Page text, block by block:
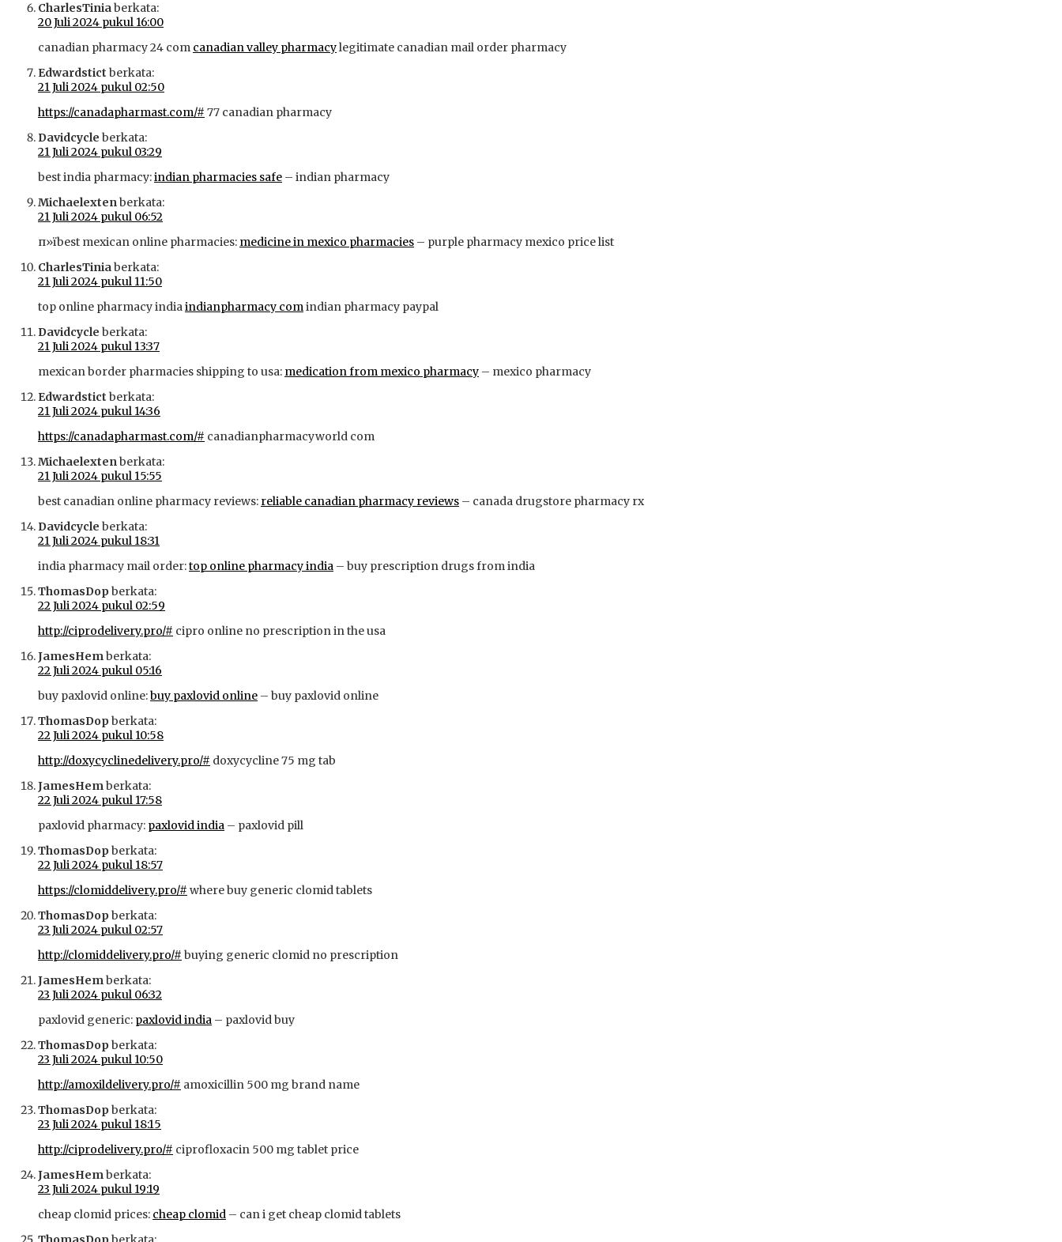
CharlesTiniaberkata:
20 Juli 2024 pukul 16:00
canadian pharmacy 24 com canadian valley pharmacylegitimate canadian mail order pharmacy
Edwardstict berkata:
21 Juli 2024 pukul 02:50
https://canadapharmast.com/# 77 canadian pharmacy
Davidcycle berkata:
21 Juli 2024 pukul 03:29
best india pharmacy:indian pharmacies safe – indian pharmacy
Michaelextenberkata:
21 Juli 2024 pukul 06:52
п»їbest mexican online pharmacies: medicine in mexico pharmacies – purple pharmacy mexico price list
CharlesTiniaberkata:
21 Juli 2024 pukul 11:50
top online pharmacy indiaindianpharmacy comindian pharmacy paypal
Davidcycle berkata:
21 Juli 2024 pukul 13:37
mexican border pharmacies shipping to usa: medication from mexico pharmacy – mexico pharmacy
Edwardstict berkata:
21 Juli 2024 pukul 14:36
https://canadapharmast.com/# canadianpharmacyworld com
Michaelextenberkata:
21 Juli 2024 pukul 15:55
best canadian online pharmacy reviews: reliable canadian pharmacy reviews – canada drugstore pharmacy rx
Davidcycle berkata:
21 Juli 2024 pukul 18:31
india pharmacy mail order:top online pharmacy india – buy prescription drugs from india
ThomasDopberkata:
22 Juli 2024 pukul 02:59
http://ciprodelivery.pro/# cipro online no prescription in the usa
JamesHemberkata:
22 Juli 2024 pukul 05:16
buy paxlovid online:buy paxlovid online – buy paxlovid online
ThomasDopberkata:
22 Juli 2024 pukul 10:58
http://doxycyclinedelivery.pro/# doxycycline 75 mg tab
JamesHemberkata:
22 Juli 2024 pukul 17:58
paxlovid pharmacy: paxlovid india – paxlovid pill
ThomasDopberkata:
22 Juli 2024 pukul 18:57
https://clomiddelivery.pro/# where buy generic clomid tablets
ThomasDopberkata:
23 Juli 2024 pukul 02:57
http://clomiddelivery.pro/# buying generic clomid no prescription
JamesHemberkata:
23 Juli 2024 pukul 06:32
paxlovid generic: paxlovid india – paxlovid buy
ThomasDopberkata:
23 Juli 2024 pukul 10:50
http://amoxildelivery.pro/# amoxicillin 500 mg brand name
ThomasDopberkata:
23 Juli 2024 pukul 18:15
http://ciprodelivery.pro/# ciprofloxacin 500 mg tablet price
JamesHemberkata:
23 Juli 2024 pukul 19:19
cheap clomid prices: cheap clomid – can i get cheap clomid tablets